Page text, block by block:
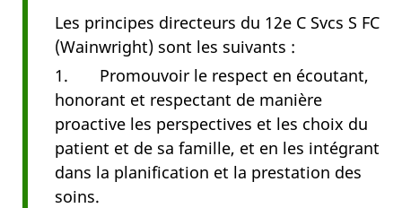
Les principes directeurs du 12e C Svcs S FC
(Wainwright) sont les suivants :
1. Promouvoir le respect en écoutant,
honorant et respectant de manière
proactive les perspectives et les choix du
patient et de sa famille, et en les intégrant
dans la planification et la prestation des
soins.